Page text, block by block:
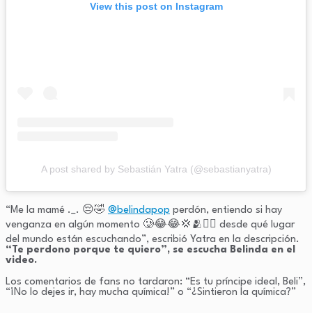
View this post on Instagram
A post shared by Sebastián Yatra (@sebastianyatra)
“Me la mamé ._. 😔🤣 @belindapop perdón, entiendo si hay
venganza en algún momento 🥲😂😂💢🫂❤️‍🔥 desde qué lugar
del mundo están escuchando”, escribió Yatra en la descripción.
“Te perdono porque te quiero”, se escucha Belinda en el
video.
Los comentarios de fans no tardaron: “Es tu príncipe ideal, Beli”,
“¡No lo dejes ir, hay mucha química!” o “¿Sintieron la química?”